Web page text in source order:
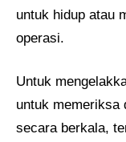
untuk hidup atau
operasi.
Untuk
untuk memeriksa
secara berkala,